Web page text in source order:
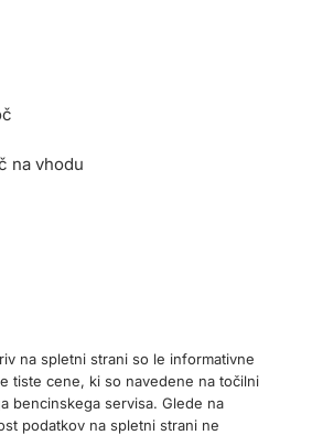
na vhodu
na spletni strani so le informativne
tiste cene, ki so navedene na točilni
bencinskega servisa. Glede na
podatkov na spletni strani ne